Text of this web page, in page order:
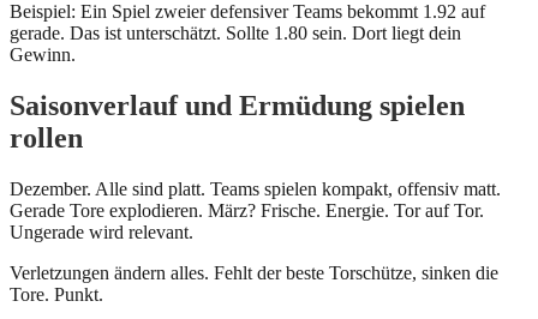
Beispiel: Ein Spiel zweier defensiver Teams bekommt 1.92 auf
gerade. Das ist unterschätzt. Sollte 1.80 sein. Dort liegt dein
Gewinn.
Saisonverlauf und Ermüdung spielen
rollen
Dezember. Alle sind platt. Teams spielen kompakt, offensiv matt.
Gerade Tore explodieren. März? Frische. Energie. Tor auf Tor.
Ungerade wird relevant.
Verletzungen ändern alles. Fehlt der beste Torschütze, sinken die
Tore. Punkt.